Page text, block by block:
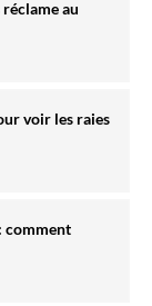
au
voir les raies
comment